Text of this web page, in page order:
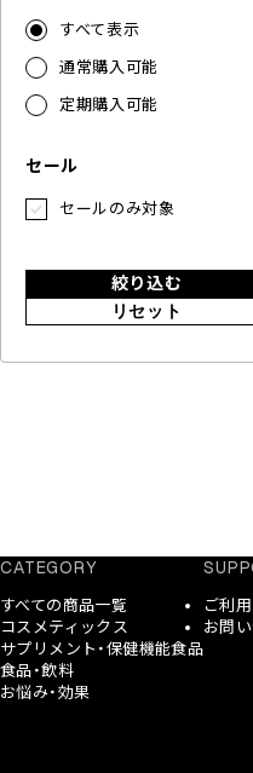
すべて表示
通常購入可能
定期購入可能
セール
セールのみ対象
絞り込む
リセット
CATEGORY
すべての商品一覧
コスメティックス
サプリメント・保健機能食品
食品・飲料
お悩み・効果
ご利
お問